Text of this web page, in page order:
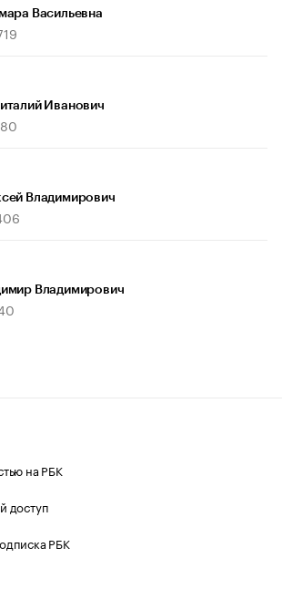
Васильевна
Иванович
Владимирович
Владимирович
на РБК
доступ
РБК